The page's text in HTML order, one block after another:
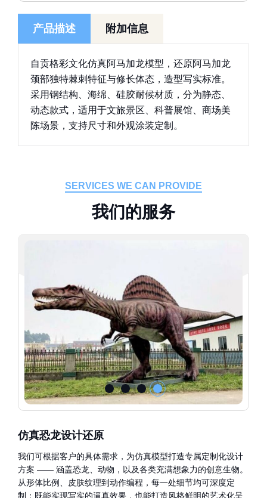
产品描述 附加信息
自贡格彩文化仿真阿马加龙模型，还原阿马加龙
颈部独特棘刺特征与修长体态，造型写实标准。
采用钢结构、海绵、硅胶耐候材质，分为静态、
动态款式，适用于文旅景区、科普展馆、商场美
陈场景，支持尺寸和外观涂装定制。
SERVICES WE CAN PROVIDE
我们的服务
仿真恐龙设计还原
我们可根据客户的具体需求，为仿真模型打造专属定制化设计
方案 —— 涵盖恐龙、动物，以及各类充满想象力的创意生物。
从形体比例、皮肤纹理到动作编程，每一处细节均可深度定
制：既能实现写实的逼真效果，也能打造风格鲜明的艺术化呈